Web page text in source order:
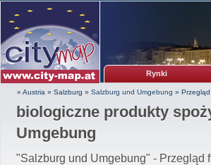
Rynki
» Austria » Salzburg » Salzburg und Umgebung »
biologiczne produkty
Umgebung
"Salzburg und Umgebung" - Przegląd